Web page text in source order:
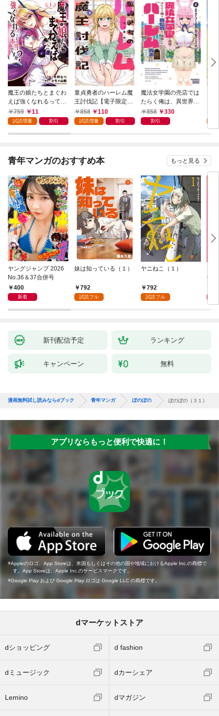
魔王の娘たちとまぐわ
えば強くなれるって本
当ですか？【特典ペー
パー付き】【カラーペ
759 11
試読増量 割引
童貞勇者のハーレム魔
王討伐記【電子限定特
典付き】 (1)
858 110
試読増量 割引
魔法女学園の売店では
たらく俺は、異世界か
ら召喚された『ハーレ
ム先生』です。 (1)
858 330
割引
(1)
青年マンガのおすすめ本 もっと見る
ヤングジャンプ 2026
No.36＆37合併号
400
新着
妹は知っている（１）
792
試読フル
ヤニねこ（１）
792
試読フル
6・
新刊配信予定 ランキング
キャンペーン 無料
漫画無料試し読みならdブック 青年マンガ ぼのぼの ぼのぼの（３１）
アプリならもっと便利で快適に！
Appleのロゴ、App Storeは、米国もしくはその他の国や地域におけるApple Inc.の商標で
す。App Storeは、Apple Inc.のサービスマークです。
Google Play および Google Play ロゴは Google LLC の商標です。
dマーケットストア
dショッピング d fashion
dミュージック dカーシェア
Lemino dマガジン